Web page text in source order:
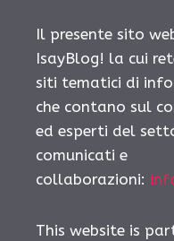
Il presente sito
IsayBlog! la cui
siti tematici di
che contano sul
ed esperti del
comunicati e
collaborazioni:
This website is